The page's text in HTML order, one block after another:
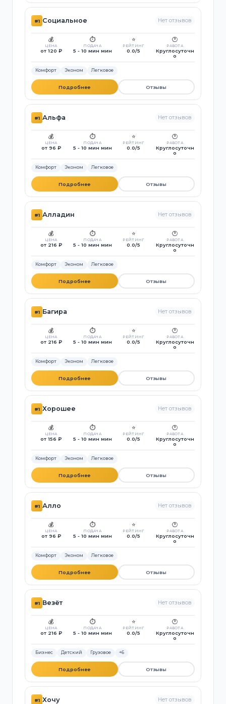
#1 Социальное Нет отзывов
💰
ЦЕНА
от 120 ₽
⏱️
ПОДАЧА
5 - 10 мин мин
⭐
РЕЙТИНГ
0.0/5
🕐
РАБОТА
Круглосуточн
о
Комфорт Эконом Легковое
Подробнее Отзывы
#1 Альфа Нет отзывов
💰
ЦЕНА
от 96 ₽
⏱️
ПОДАЧА
5 - 10 мин мин
⭐
РЕЙТИНГ
0.0/5
🕐
РАБОТА
Круглосуточн
о
Комфорт Эконом Легковое
Подробнее Отзывы
#1 Алладин Нет отзывов
💰
ЦЕНА
от 216 ₽
⏱️
ПОДАЧА
5 - 10 мин мин
⭐
РЕЙТИНГ
0.0/5
🕐
РАБОТА
Круглосуточн
о
Комфорт Эконом Легковое
Подробнее Отзывы
#1 Багира Нет отзывов
💰
ЦЕНА
от 216 ₽
⏱️
ПОДАЧА
5 - 10 мин мин
⭐
РЕЙТИНГ
0.0/5
🕐
РАБОТА
Круглосуточн
о
Комфорт Эконом Легковое
Подробнее Отзывы
#1 Хорошее Нет отзывов
💰
ЦЕНА
от 156 ₽
⏱️
ПОДАЧА
5 - 10 мин мин
⭐
РЕЙТИНГ
0.0/5
🕐
РАБОТА
Круглосуточн
о
Комфорт Эконом Легковое
Подробнее Отзывы
#1 Алло Нет отзывов
💰
ЦЕНА
от 96 ₽
⏱️
ПОДАЧА
5 - 10 мин мин
⭐
РЕЙТИНГ
0.0/5
🕐
РАБОТА
Круглосуточн
о
Комфорт Эконом Легковое
Подробнее Отзывы
#1 Везёт Нет отзывов
💰
ЦЕНА
от 216 ₽
⏱️
ПОДАЧА
5 - 10 мин мин
⭐
РЕЙТИНГ
0.0/5
🕐
РАБОТА
Круглосуточн
о
Бизнес Детский Грузовое +6
Подробнее Отзывы
#1 Хочу Нет отзывов